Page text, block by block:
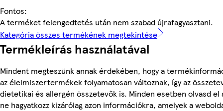
Fontos:
A terméket felengedtetés után nem szabad újrafagyasztani.
Kategória összes termékének megtekintése
Termékleírás használatával
Mindent megteszünk annak érdekében, hogy a
az élelmiszertermékek folyamatosan változnak, így az
dietetikai és allergén összetevők is. Minden esetben olvasd
ne hagyatkozz kizárólag azon információkra, amelyek a